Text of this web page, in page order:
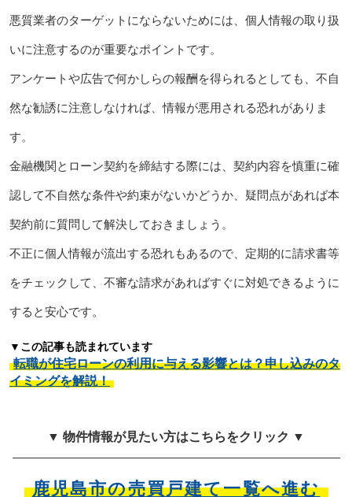
悪質業者のターゲットにならないためには、個人情報の取り扱
いに注意するのが重要なポイントです。
アンケートや広告で何かしらの報酬を得られるとしても、不自
然な勧誘に注意しなければ、情報が悪用される恐れがありま
す。
金融機関とローン契約を締結する際には、契約内容を慎重に確
認して不自然な条件や約束がないかどうか、疑問点があれば本
契約前に質問して解決しておきましょう。
不正に個人情報が流出する恐れもあるので、定期的に請求書等
をチェックして、不審な請求があればすぐに対処できるように
すると安心です。
▼この記事も読まれています
転職が住宅ローンの利用に与える影響とは？申し込みのタ
イミングを解説！
▼ 物件情報が見たい方はこちらをクリック ▼
鹿児島市の売買戸建て一覧へ進む